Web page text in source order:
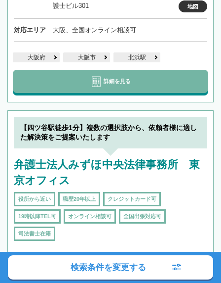
護士ビル301
地図
対応エリア 大阪、全国オンライン相談可
大阪府 大阪市 北浜駅
詳細を見る
【四ツ谷駅徒歩1分】複数の選択肢から、依頼者様に適し
た解決策をご提案いたします
弁護士法人みずほ中央法律事務所 東
京オフィス
役所から近い 職歴20年以上 クレジットカード可
19時以降TEL可 オンライン相談可 全国出張対応可
司法書士在籍
検索条件を変更する